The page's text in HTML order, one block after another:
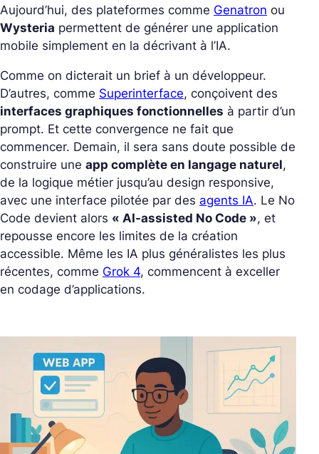
Aujourd’hui, des plateformes comme Genatron ou
Wysteria permettent de générer une application
mobile simplement en la décrivant à l’IA.
Comme on dicterait un brief à un développeur.
D’autres, comme Superinterface, conçoivent des
interfaces graphiques fonctionnelles à partir d’un
prompt. Et cette convergence ne fait que
commencer. Demain, il sera sans doute possible de
construire une app complète en langage naturel,
de la logique métier jusqu’au design responsive,
avec une interface pilotée par des agents IA. Le No
Code devient alors « AI-assisted No Code », et
repousse encore les limites de la création
accessible. Même les IA plus généralistes les plus
récentes, comme Grok 4, commencent à exceller
en codage d’applications.